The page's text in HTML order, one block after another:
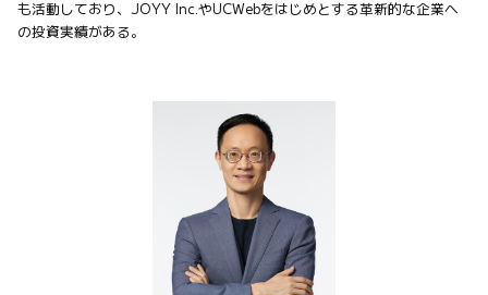
も活動しており、JOYY Inc.やUCWebをはじめとする革新的な企業へ
の投資実績がある。